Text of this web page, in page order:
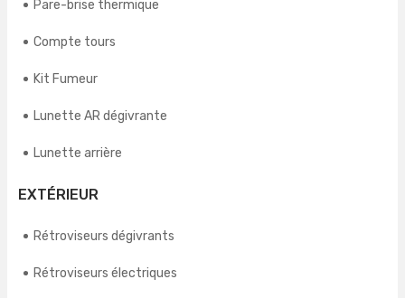
Pare-brise thermique
Compte tours
Kit Fumeur
Lunette AR dégivrante
Lunette arrière
EXTÉRIEUR
Rétroviseurs dégivrants
Rétroviseurs électriques